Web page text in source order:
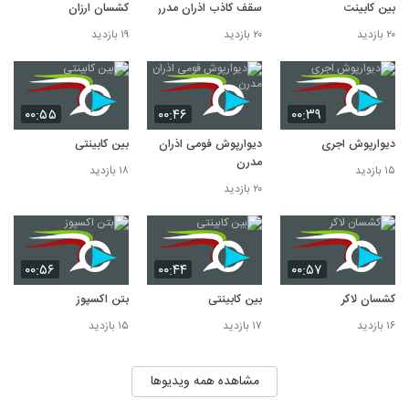
بین کابینت
۲۰ بازدید
سقف کاذب اذران مدرن
۲۰ بازدید
کشسان ارزان
۱۹ بازدید
۰۰:۳۹
دیوارپوش اجری
۱۵ بازدید
۰۰:۴۶
دیوارپوش فومی اذران
مدرن
۲۰ بازدید
۰۰:۵۵
بین کابینتی
۱۸ بازدید
۰۰:۵۷
کشسان لاکر
۱۶ بازدید
۰۰:۴۴
بین کابینتی
۱۷ بازدید
۰۰:۵۶
بتن اکسپوز
۱۵ بازدید
مشاهده همه ویدیوها